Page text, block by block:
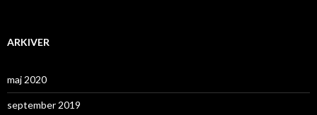
ARKIVER
maj 2020
september 2019